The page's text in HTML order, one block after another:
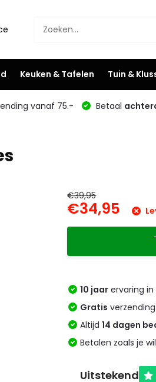
Keuken & Tafelen Tuin &
vanaf 75.- Betaal
€39,95
€34,95
10 jaar ervaring in
Gratis
Altijd14 dagen
Betalen zoals je